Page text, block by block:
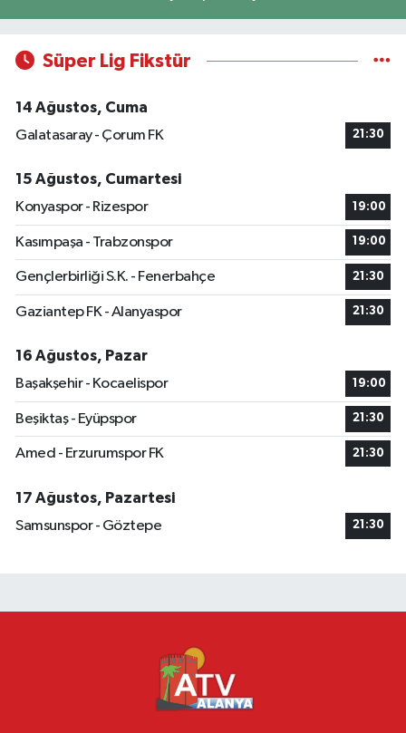
Süper Lig Fikstür
14 Ağustos, Cuma
Galatasaray - Çorum FK
21:30
15 Ağustos, Cumartesi
Konyaspor - Rizespor
19:00
Kasımpaşa - Trabzonspor 19:00
Gençlerbirliği S.K. - Fenerbahçe 21:30
Gaziantep FK - Alanyaspor 21:30
16 Ağustos, Pazar
Başakşehir - Kocaelispor
19:00
Beşiktaş - Eyüpspor 21:30
Amed - Erzurumspor FK 21:30
17 Ağustos, Pazartesi
Samsunspor - Göztepe
21:30